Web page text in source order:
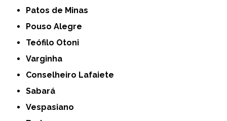
Patos de Minas
Pouso Alegre
Teófilo Otoni
Varginha
Conselheiro Lafaiete
Sabará
Vespasiano